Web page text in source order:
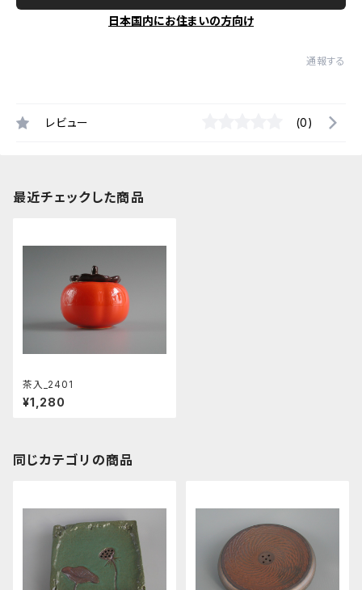
日本国内にお住まいの方向け
通報する
レビュー (0)
最近チェックした商品
茶入_2401
¥1,280
同じカテゴリの商品